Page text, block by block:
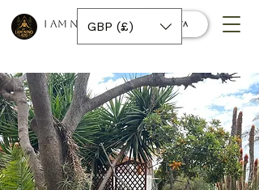
I AM NINO 420 Conecta
GBP (£)